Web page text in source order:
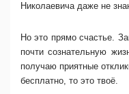
Николаевича даже не
Но это прямо счастье.
почти сознательную
получаю приятные
бесплатно, то это твоё.